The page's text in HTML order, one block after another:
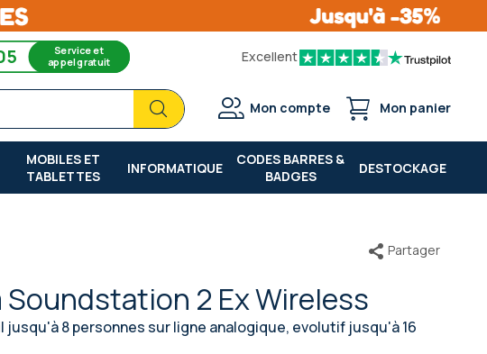
Service et
appel gratuit Excellent
Chercher
Chercher
Mon compte Mon panier
MOBILES ET
TABLETTES
INFORMATIQUE
CODES BARRES &
BADGES
DESTOCKAGE
Soundstation 2 Ex Wireless
jusqu'à 8 personnes sur ligne analogique, evolutif jusqu'à 16
Partager